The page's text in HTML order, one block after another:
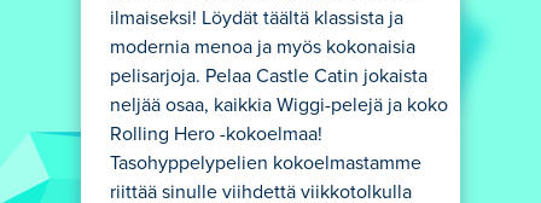
ilmaiseksi! Löydät täältä klassista ja
modernia menoa ja myös kokonaisia
pelisarjoja. Pelaa Castle Catin jokaista
neljää osaa, kaikkia Wiggi-pelejä ja koko
Rolling Hero -kokoelmaa!
Tasohyppelypelien kokoelmastamme
riittää sinulle viihdettä viikkotolkulla